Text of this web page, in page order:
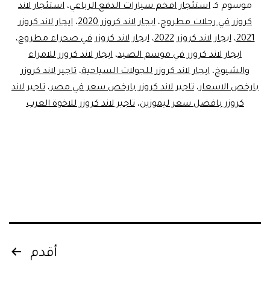
|
افخم
ايجار
سيارة
دفع
رباعي
موسوم كـ استئجار افخم سيارات الدفع الرباعي، استئجار لاند
كروزر في رحلات مطروح، ايجار لاند كروزر 2020 ، ايجار لاند كروزر
2021،ايجار لاند كروزر 2022 ،ايجار لاند كروزر في صحراء مطروح،
ايجار لاند كروزر في موسم الصيد، ايجار لاند كروزر للامراء
والشيوخ، ايجار لاند كروزر للجولات السياحية، تاجير لاند كروزر
بارخص الاسعار، تاجير لاند كروزر بارخص سعر في مصر، تاجير لاند
كروزر بافضل سعر ليموزين، تاجير لاند كروزر للاخوة العرب
أقدم